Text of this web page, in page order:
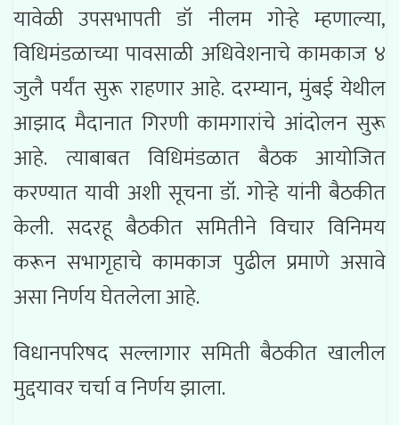
यावेळी उपसभापती डॉ नीलम गोऱ्हे म्हणाल्या,
विधिमंडळाच्या पावसाळी अधिवेशनाचे कामकाज ४
जुलै पर्यंत सुरू राहणार आहे. दरम्यान, मुंबई येथील
आझाद मैदानात गिरणी कामगारांचे आंदोलन सुरू
आहे. त्याबाबत विधिमंडळात बैठक आयोजित
करण्यात यावी अशी सूचना डॉ. गोऱ्हे यांनी बैठकीत
केली. सदरहू बैठकीत समितीने विचार विनिमय
करून सभागृहाचे कामकाज पुढील प्रमाणे असावे
असा निर्णय घेतलेला आहे.
विधानपरिषद सल्लागार समिती बैठकीत खालील
मुद्दयावर चर्चा व निर्णय झाला.